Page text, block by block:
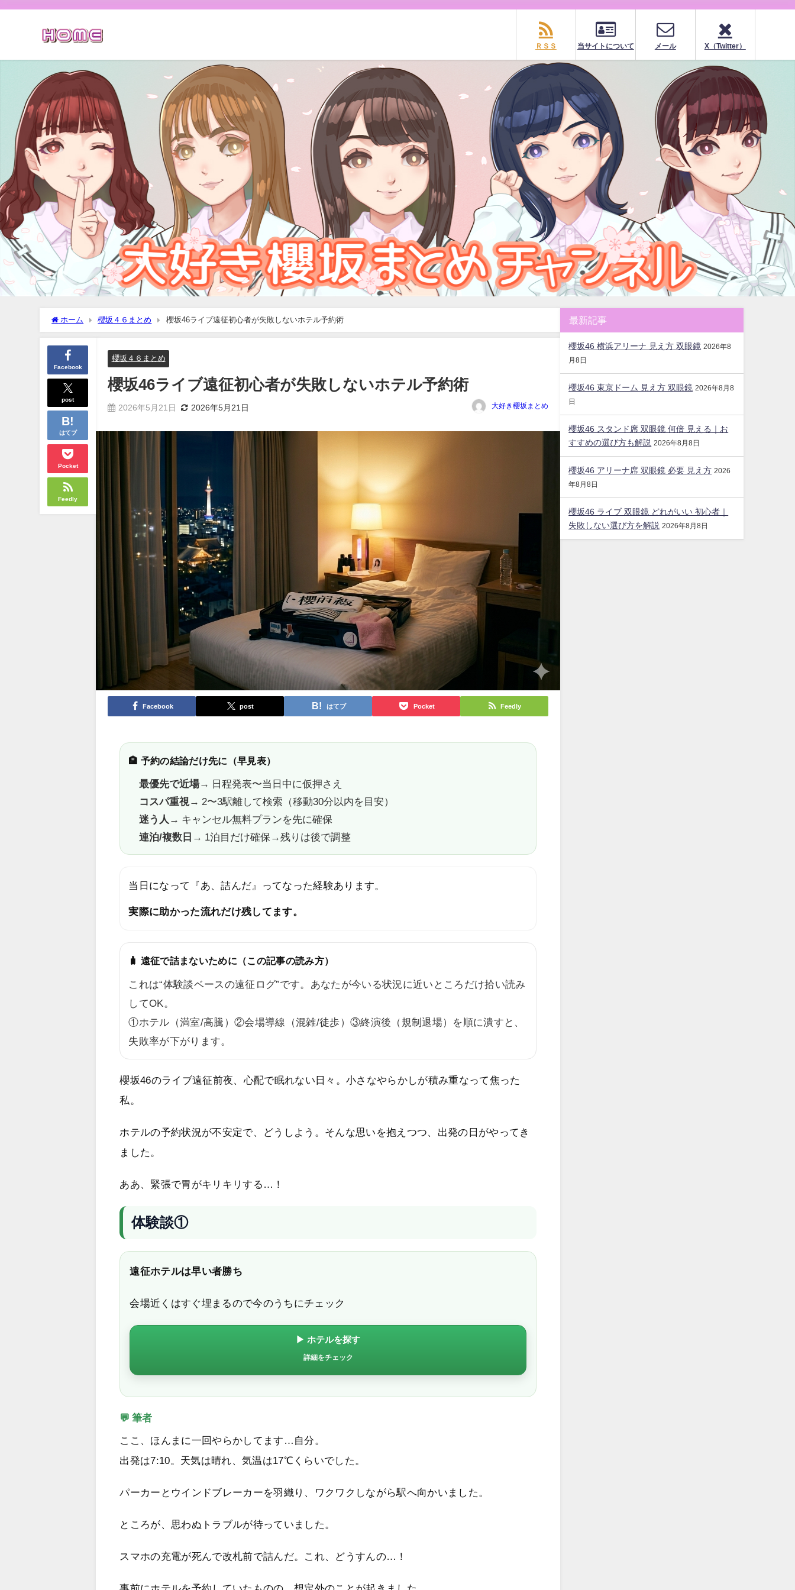
ＲＳＳ 当サイトについて メール X（Twitter）
ホーム 櫻坂４６まとめ 櫻坂46ライブ遠征初心者が失敗しないホテル予約術
Facebook
post
はてブ
Pocket
Feedly
櫻坂４６まとめ
櫻坂46ライブ遠征初心者が失敗しないホテル予約術
2026年5月21日 2026年5月21日 大好き櫻坂まとめ
Facebook post はてブ Pocket Feedly
🏨 予約の結論だけ先に（早見表）
最優先で近場→ 日程発表〜当日中に仮押さえ
コスパ重視 → 2〜3駅離して検索（移動30分以内を目安）
迷う人 → キャンセル無料プランを先に確保
連泊/複数日 → 1泊目だけ確保→残りは後で調整
当日になって『あ、詰んだ』ってなった経験あります。
実際に助かった流れだけ残してます。
🧳 遠征で詰まないために（この記事の読み方）
これは“体験談ベースの遠征ログ”です。あなたが今いる状況に近いところだけ拾い読み
してOK。
①ホテル（満室/高騰）②会場導線（混雑/徒歩）③終演後（規制退場）を順に潰すと、
失敗率が下がります。
櫻坂46のライブ遠征前夜、心配で眠れない日々。小さなやらかしが積み重なって焦った
私。
ホテルの予約状況が不安定で、どうしよう。そんな思いを抱えつつ、出発の日がやってき
ました。
ああ、緊張で胃がキリキリする…！
体験談①
遠征ホテルは早い者勝ち
会場近くはすぐ埋まるので今のうちにチェック
▶ ホテルを探す
詳細をチェック
💬 筆者
ここ、ほんまに一回やらかしてます…自分。
出発は7:10。天気は晴れ、気温は17℃くらいでした。
パーカーとウインドブレーカーを羽織り、ワクワクしながら駅へ向かいました。
ところが、思わぬトラブルが待っていました。
スマホの充電が死んで改札前で詰んだ。これ、どうすんの…！
最新記事
櫻坂46 横浜アリーナ 見え方 双眼鏡 2026年8
月8日
櫻坂46 東京ドーム 見え方 双眼鏡 2026年8月8
日
櫻坂46 スタンド席 双眼鏡 何倍 見える｜お
すすめの選び方も解説 2026年8月8日
櫻坂46 アリーナ席 双眼鏡 必要 見え方 2026
年8月8日
櫻坂46 ライブ 双眼鏡 どれがいい 初心者｜
失敗しない選び方を解説 2026年8月8日